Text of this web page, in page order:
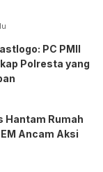
PC PMII
Polresta yang
Hantam Rumah
Ancam Aksi